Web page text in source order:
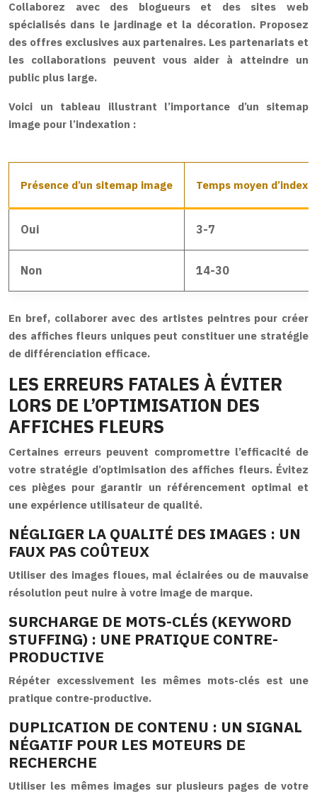
Collaborez avec des blogueurs et des sites web
spécialisés dans le jardinage et la décoration. Proposez
des offres exclusives aux partenaires. Les partenariats et
les collaborations peuvent vous aider à atteindre un
public plus large.
Voici un tableau illustrant l’importance d’un sitemap
image pour l’indexation :
Présence d’un sitemap image Temps moyen
Oui 3-7
Non 14-30
En bref, collaborer avec des artistes peintres pour créer
des affiches fleurs uniques peut constituer une stratégie
de différenciation efficace.
LES ERREURS FATALES À ÉVITER
LORS DE L’OPTIMISATION DES
AFFICHES FLEURS
Certaines erreurs peuvent compromettre l’efficacité de
votre stratégie d’optimisation des affiches fleurs. Évitez
ces pièges pour garantir un référencement optimal et
une expérience utilisateur de qualité.
NÉGLIGER LA QUALITÉ DES IMAGES : UN
FAUX PAS COÛTEUX
Utiliser des images floues, mal éclairées ou de mauvaise
résolution peut nuire à votre image de marque.
SURCHARGE DE MOTS-CLÉS (KEYWORD
STUFFING) : UNE PRATIQUE CONTRE-
PRODUCTIVE
Répéter excessivement les mêmes mots-clés est une
pratique contre-productive.
DUPLICATION DE CONTENU : UN SIGNAL
NÉGATIF POUR LES MOTEURS DE
RECHERCHE
Utiliser les mêmes images sur plusieurs pages de votre